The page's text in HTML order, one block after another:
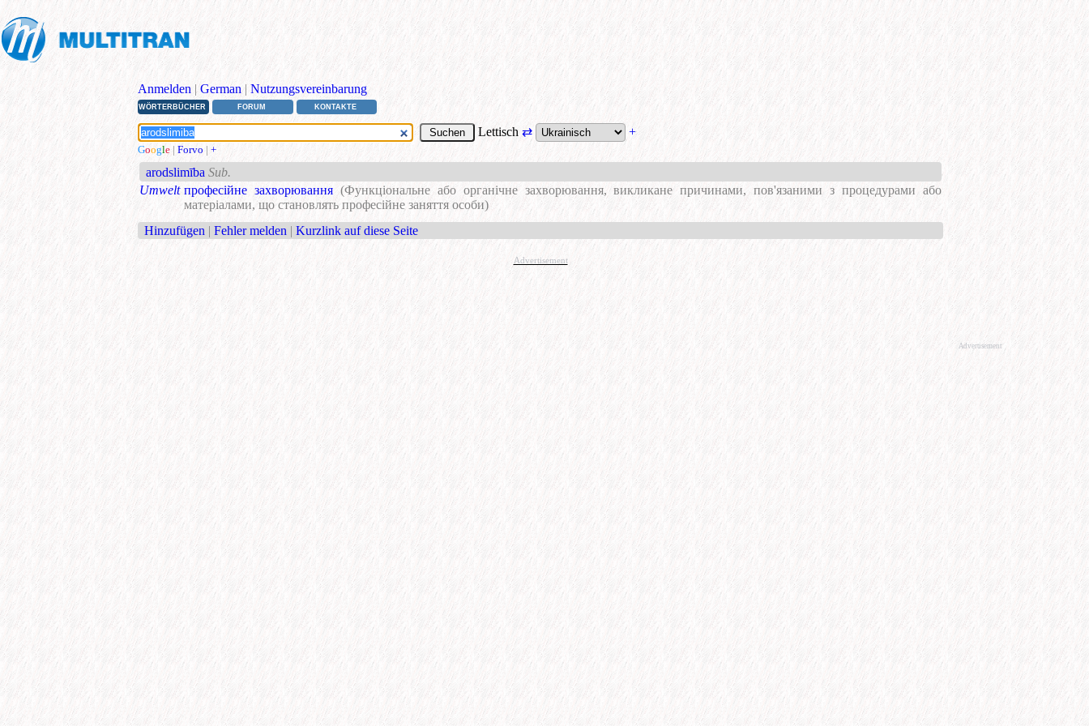
Anmelden | German | Nutzungsvereinbarung
WÖRTERBÜCHER FORUM KONTAKTE
Lettisch ⇄ +
Google | Forvo | +
arodslimība Sub.
Umwelt професійне захворювання (Функціональне або органічне захворювання, викликане причинами, пов'язаними з процедурами або
матеріалами, що становлять професійне заняття особи)
Hinzufügen | Fehler melden | Kurzlink auf diese Seite
Advertisement
Advertisement